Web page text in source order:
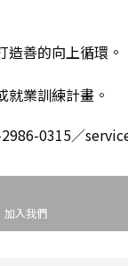
造善的向上循環。
業訓練計畫。
0315／
加入我們